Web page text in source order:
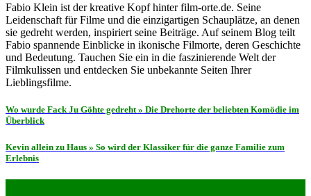
Fabio Klein ist der kreative Kopf hinter film-orte.de. Seine
Leidenschaft für Filme und die einzigartigen Schauplätze, an denen
sie gedreht werden, inspiriert seine Beiträge. Auf seinem Blog teilt
Fabio spannende Einblicke in ikonische Filmorte, deren Geschichte
und Bedeutung. Tauchen Sie ein in die faszinierende Welt der
Filmkulissen und entdecken Sie unbekannte Seiten Ihrer
Lieblingsfilme.
Beitragsnavigation
Wo wurde Fack Ju Göhte gedreht » Die Drehorte der beliebten Komödie im
Überblick
Kevin allein zu Haus » So wird der Klassiker für die ganze Familie zum
Erlebnis